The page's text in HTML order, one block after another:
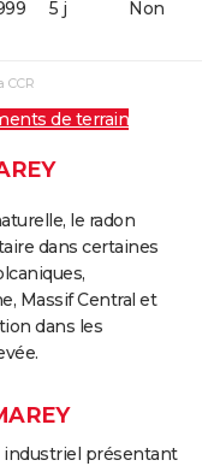
5 j Non
CCR
de terrain
le radon
dans certaines
Massif Central et
dans les
industriel présentant